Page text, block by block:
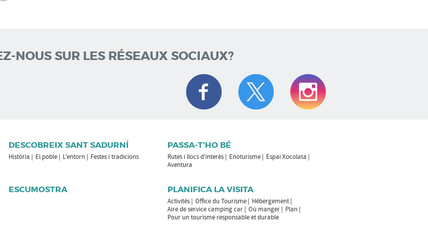
NOUS SUR LES RÉSEAUX SOCIAUX?
DESCOBREIX SANT SADURNÍ
Història El poble L'entorn Festes i tradicions
PASSA-T'HO BÉ
Rutes i llocs d'interès Enoturisme
Espai Xocolata
Aventura
ESCUMOSTRA PLANIFICA LA VISITA
Activités Office du Tourisme
Hébergement
Aire de service camping car
Où manger
Plan
Pour un tourisme responsable et durable